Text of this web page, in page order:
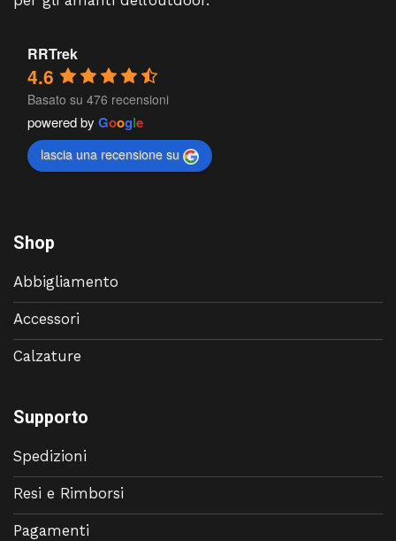
RRTrek
4.6
Basato su 476 recensioni
powered by Google
lascia una recensione su
Shop
Abbigliamento
Accessori
Calzature
Supporto
Spedizioni
Resi e Rimborsi
Pagamenti